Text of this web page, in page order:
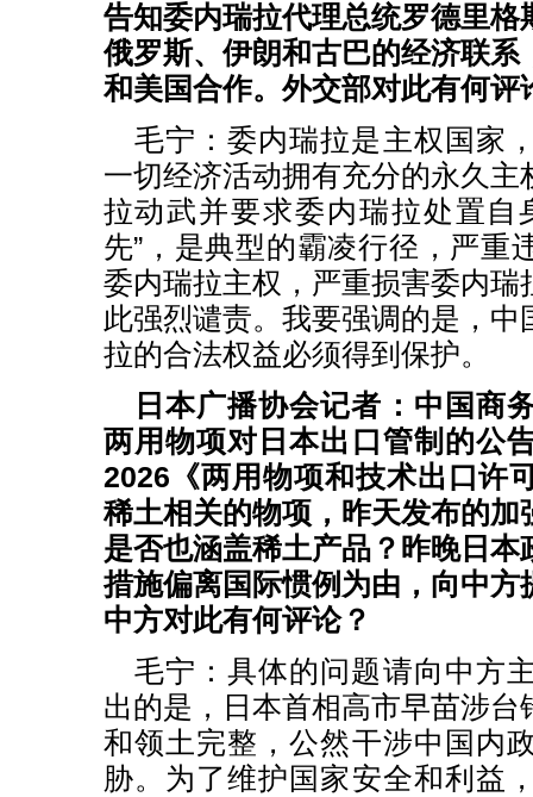
告知委内瑞拉代理总统罗德里格
俄罗斯、伊朗和古巴的经济联系
和美国合作。外交部对此有何评
毛宁：委内瑞拉是主权国家
一切经济活动拥有充分的永久主
拉动武并要求委内瑞拉处置自
先”，是典型的霸凌行径，严重
委内瑞拉主权，严重损害委内瑞
此强烈谴责。我要强调的是，
拉的合法权益必须得到保护。
日本广播协会记者：中国商
两用物项对日本出口管制的公
2026《两用物项和技术出口许
稀土相关的物项，昨天发布的加
是否也涵盖稀土产品？昨晚日本
措施偏离国际惯例为由，向中方
中方对此有何评论？
毛宁：具体的问题请向中方
出的是，日本首相高市早苗涉台
和领土完整，公然干涉中国内
胁。为了维护国家安全和利益